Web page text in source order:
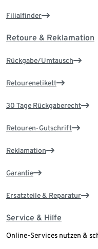
Filialfinder
Retoure & Reklamation
Rückgabe/Umtausch
Retourenetikett
30 Tage Rückgaberecht
Retouren-Gutschrift
Reklamation
Garantie
Ersatzteile & Reparatur
Service & Hilfe
Online-Services nutzen &